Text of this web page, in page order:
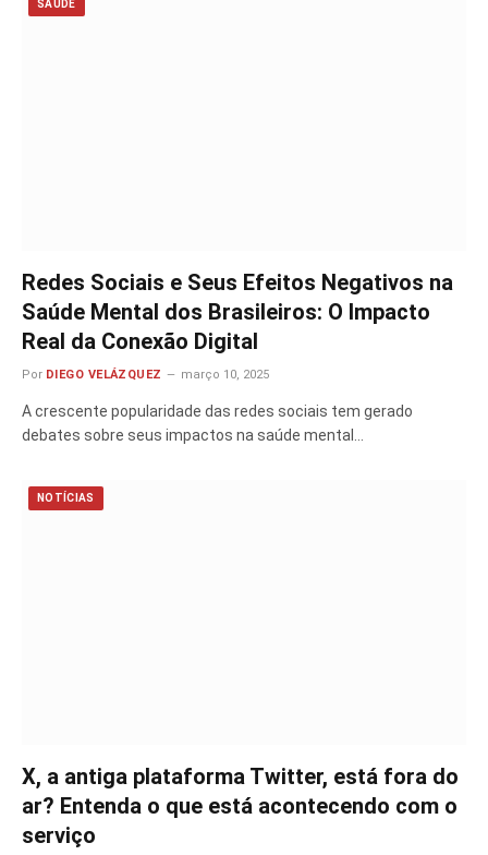
SAÚDE
Redes Sociais e Seus Efeitos Negativos na
Saúde Mental dos Brasileiros: O Impacto
Real da Conexão Digital
Por DIEGO VELÁZQUEZ março 10, 2025
A crescente popularidade das redes sociais tem gerado
debates sobre seus impactos na saúde mental…
NOTÍCIAS
X, a antiga plataforma Twitter, está fora do
ar? Entenda o que está acontecendo com o
serviço